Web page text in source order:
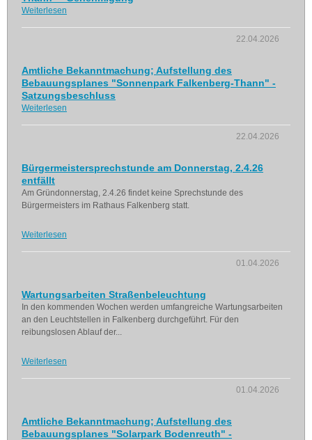
Weiterlesen
22.04.2026
Amtliche Bekanntmachung; Aufstellung des
Bebauungsplanes "Sonnenpark Falkenberg-Thann" -
Satzungsbeschluss
Weiterlesen
22.04.2026
Bürgermeistersprechstunde am Donnerstag, 2.4.26
entfällt
Am Gründonnerstag, 2.4.26 findet keine Sprechstunde des
Bürgermeisters im Rathaus Falkenberg statt.
Weiterlesen
01.04.2026
Wartungsarbeiten Straßenbeleuchtung
In den kommenden Wochen werden umfangreiche Wartungsarbeiten
an den Leuchtstellen in Falkenberg durchgeführt. Für den
reibungslosen Ablauf der...
Weiterlesen
01.04.2026
Amtliche Bekanntmachung; Aufstellung des
Bebauungsplanes "Solarpark Bodenreuth" -